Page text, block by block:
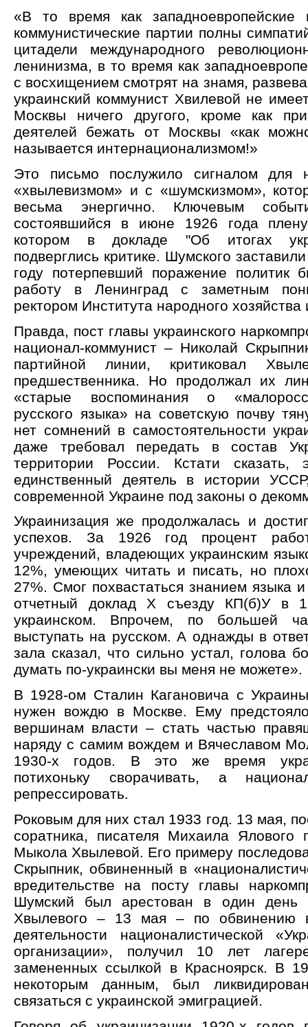
«В то время как западноевропейские
коммунистические партии полны
цитадели международного
ленинизма, в то время как
с восхищением смотрят на знамя,
украинский коммунист Хвилевой не
Москвы ничего другого, кроме как
деятелей бежать от Москвы «как
называется интернационализмом!»
Это письмо послужило сигналом для
«хвылевизмом» и с «шумскизмом»,
весьма энергично. Ключевым
состоявшийся в июне 1926 года
котором в докладе "Об итогах
подверглись критике. Шумского
году потерпевший поражение политик
работу в Ленинград с заметным
ректором Института народного
Правда, пост главы украинского
национал-коммунист – Николай
партийной линии, критиковал
предшественника. Но продолжал их
«старые воспоминания о
русского языка» на советскую почву
нет сомнений в самостоятельности
даже требовал передать в состав
территории России. Кстати
единственный деятель в истории
современной Украине под законы о
Украинизация же продолжалась и
успехов. За 1926 год процент
учреждений, владеющих украинским
12%, умеющих читать и писать, но
27%. Смог похвастаться знанием языка
отчетный доклад X съезду КП(б)У в
украинском. Впрочем, по большей
выступать на русском. А однажды в
зала сказал, что сильно устал, голова
думать по-украински вы меня не можете».
В 1928-ом Сталин Кагановича с
нужен вождю в Москве. Ему
вершинам власти – стать частью
наряду с самим вождем и Вячеславом
1930-х годов. В это же время
потихоньку сворачивать, а
репрессировать.
Роковым для них стал 1933 год. 13 мая,
соратника, писателя Михаила Ялового
Мыкола Хвылевой. Его примеру
Скрыпник, обвиненный в
вредительстве на посту главы
Шумский был арестован в один день
Хвылевого – 13 мая – по обвинению
деятельности националистической
организации», получил 10 лет
замененных ссылкой в Красноярск. В
некоторым данным, был
связаться с украинской эмиграцией.